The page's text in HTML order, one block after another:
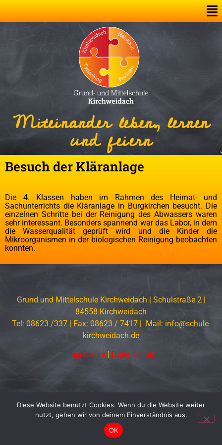
Miteinander leben, lernen
und feiern
Besuch der Kläranlage
Die 4. Klassen haben im Rahmen des Heimat- und
Sachunterrichts die Kläranlage in Burgkirchen besucht. Die
einzelnen Schritte bei der Reinigung des Abwassers waren
sehr interessant. Besonders spannend war das Labor, in dem
die Wasserqualität geprüft wird und die Kinder die
Mikroorganismen in der biologischen Reinigung beobachten
konnten.
Grund und Mittelschule Kirchweidach | Schulstraße 2 |
84558 Kirchweidach
Tel: 08623 /337 | Fax: 08623 / 7417 | Mail: info@schule-
kirchweidach.de
Impressum Datenschutz
Diese Website benutzt Cookies. Wenn du die Website weiter
nutzt, gehen wir von deinem Einverständnis aus.
OK